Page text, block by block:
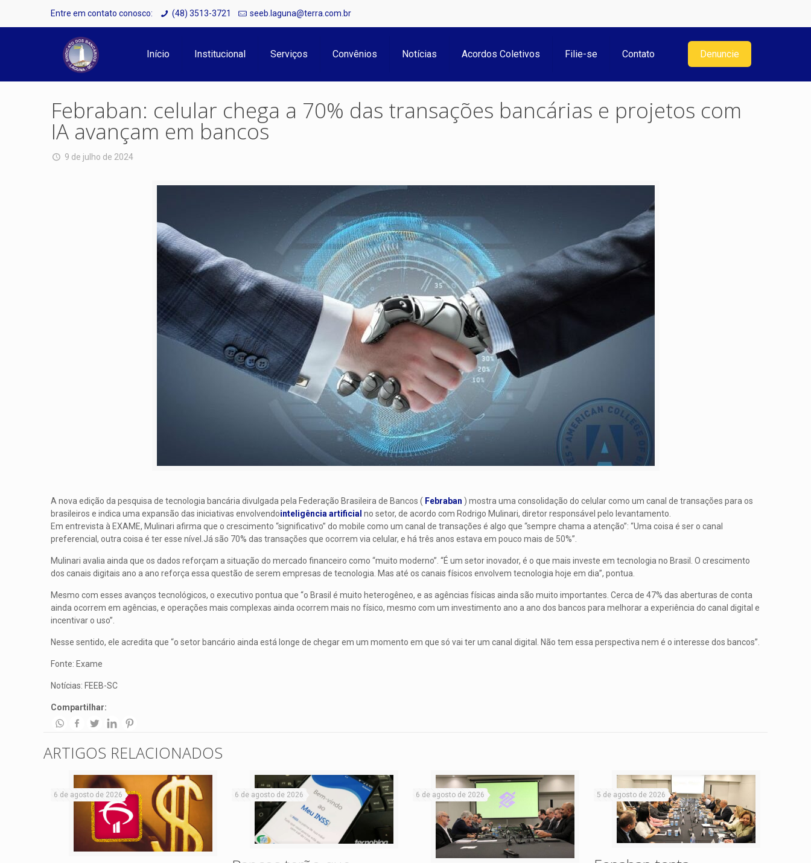
Entre em contato conosco: (48) 3513-3721 seeb.laguna@terra.com.br
Início Institucional Serviços Convênios Notícias Acordos Coletivos Filie-se Contato Denuncie
Febraban: celular chega a 70% das transações bancárias e projetos com
IA avançam em bancos
9 de julho de 2024
A nova edição da pesquisa de tecnologia bancária divulgada pela Federação Brasileira de Bancos ( Febraban ) mostra uma consolidação do celular como um canal de transações para os
brasileiros e indica uma expansão das iniciativas envolvendointeligência artificial no setor, de acordo com Rodrigo Mulinari, diretor responsável pelo levantamento.
Em entrevista à EXAME, Mulinari afirma que o crescimento “significativo” do mobile como um canal de transações é algo que “sempre chama a atenção”: “Uma coisa é ser o canal
preferencial, outra coisa é ter esse nível.Já são 70% das transações que ocorrem via celular, e há três anos estava em pouco mais de 50%”.
Mulinari avalia ainda que os dados reforçam a situação do mercado financeiro como “muito moderno”. “É um setor inovador, é o que mais investe em tecnologia no Brasil. O crescimento
dos canais digitais ano a ano reforça essa questão de serem empresas de tecnologia. Mas até os canais físicos envolvem tecnologia hoje em dia”, pontua.
Mesmo com esses avanços tecnológicos, o executivo pontua que “o Brasil é muito heterogêneo, e as agências físicas ainda são muito importantes. Cerca de 47% das aberturas de conta
ainda ocorrem em agências, e operações mais complexas ainda ocorrem mais no físico, mesmo com um investimento ano a ano dos bancos para melhorar a experiência do canal digital e
incentivar o uso”.
Nesse sentido, ele acredita que “o setor bancário ainda está longe de chegar em um momento em que só vai ter um canal digital. Não tem essa perspectiva nem é o interesse dos bancos”.
Fonte: Exame
Notícias: FEEB-SC
Compartilhar:
ARTIGOS RELACIONADOS
6 de agosto de 2026 6 de agosto de 2026 6 de agosto de 2026 5 de agosto de 2026